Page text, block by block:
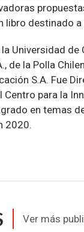
libro destinado
Universidad
de la Polla
S.A. Fue
para la
en temas
2020.
Ver más